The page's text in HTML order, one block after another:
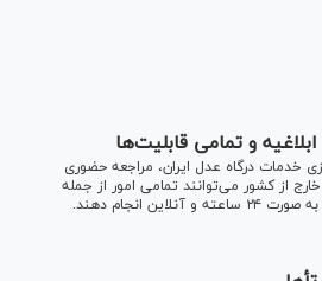
و تمامی قابلیت‌ها
خدمات درگاه عدل ایران، مراجعه حضوری
از کشور می‌توانند تمامی امور از جمله
دهند.